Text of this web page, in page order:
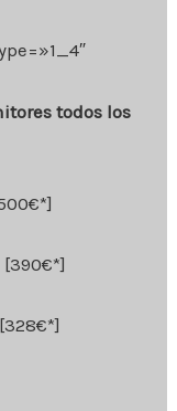
todos los
[390€*]